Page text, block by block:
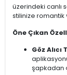
üzerindeki canlı
stilinize romantik
Öne Çıkan
Göz Alıcı
şapkadan